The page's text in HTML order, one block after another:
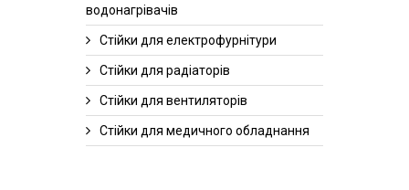
водонагрівачів
Стійки для електрофурнітури
Стійки для радіаторів
Стійки для вентиляторів
Стійки для медичного обладнання